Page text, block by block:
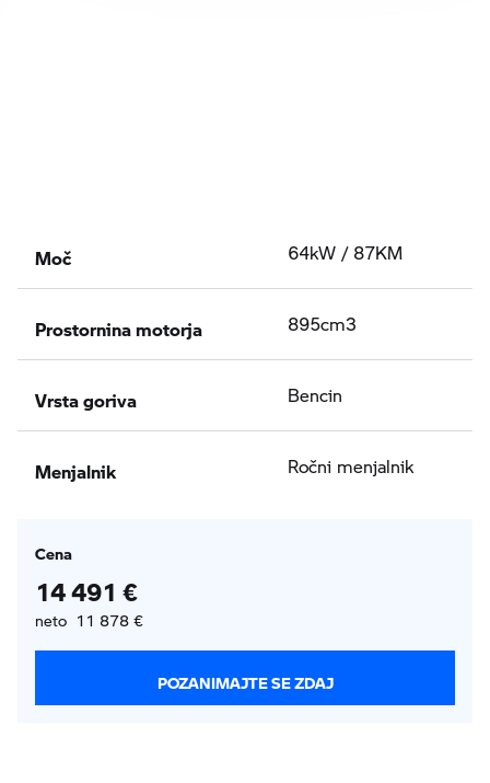
Moč 64kW / 87KM
Prostornina motorja 895cm3
Vrsta goriva Bencin
Menjalnik Ročni menjalnik
Cena
14 491 €
neto 11 878 €
POZANIMAJTE SE ZDAJ